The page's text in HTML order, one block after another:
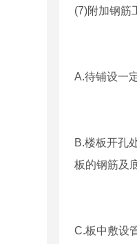
(7)附加钢筋
A.待铺设一
B.楼板开孔
板的钢筋及
C.板中敷设